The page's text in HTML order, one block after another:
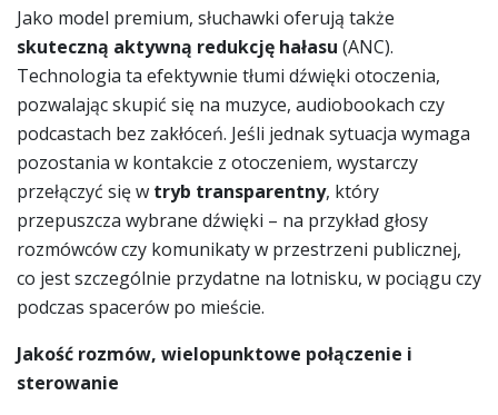
Jako model premium, słuchawki oferują także
skuteczną aktywną redukcję hałasu (ANC).
Technologia ta efektywnie tłumi dźwięki otoczenia,
pozwalając skupić się na muzyce, audiobookach czy
podcastach bez zakłóceń. Jeśli jednak sytuacja wymaga
pozostania w kontakcie z otoczeniem, wystarczy
przełączyć się w tryb transparentny, który
przepuszcza wybrane dźwięki – na przykład głosy
rozmówców czy komunikaty w przestrzeni publicznej,
co jest szczególnie przydatne na lotnisku, w pociągu czy
podczas spacerów po mieście.
Jakość rozmów, wielopunktowe połączenie i
sterowanie